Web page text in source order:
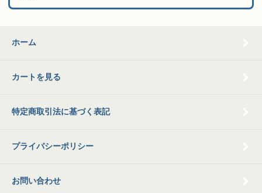
ホーム
カートを見る
特定商取引法に基づく表記
プライバシーポリシー
お問い合わせ